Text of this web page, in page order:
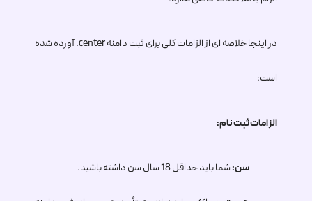
در اینجا خلاصه ای از الزامات کلی برای ثبت دامنه.centerآورده شده
است:
الزامات ثبت نام:
سن:شما باید حداقل 18 سال سن داشته باشید.